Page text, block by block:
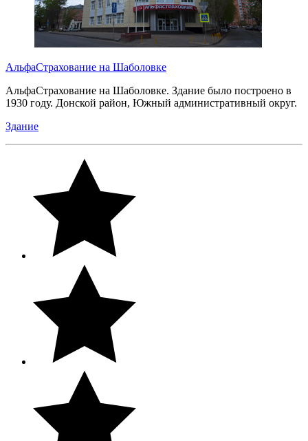
АльфаСтрахование на Шаболовке
АльфаСтрахование на Шаболовке. Здание было построено в
1930 году. Донской район, Южный административный округ.
Здание